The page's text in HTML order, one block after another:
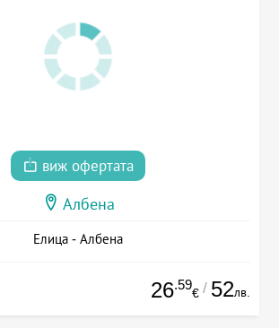
виж офертата
Албена
Елица - Албена
26.59
€ / 52лв.